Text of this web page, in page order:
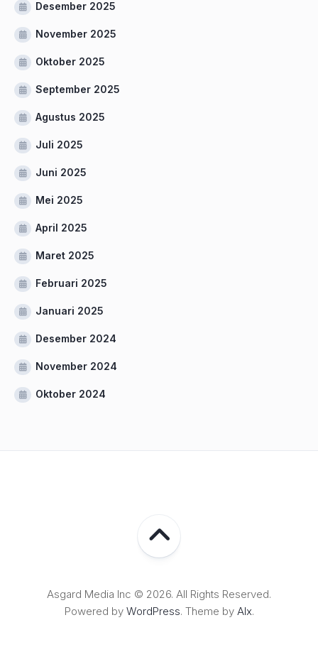
Desember 2025
November 2025
Oktober 2025
September 2025
Agustus 2025
Juli 2025
Juni 2025
Mei 2025
April 2025
Maret 2025
Februari 2025
Januari 2025
Desember 2024
November 2024
Oktober 2024
Asgard Media Inc © 2026. All Rights Reserved.
Powered by WordPress. Theme by Alx.